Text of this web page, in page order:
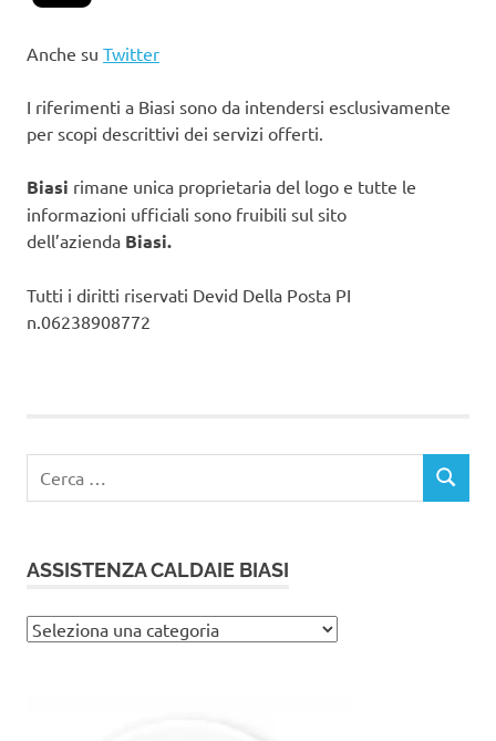
Anche su Twitter
I riferimenti a Biasi sono da intendersi esclusivamente
per scopi descrittivi dei servizi offerti.
Biasi rimane unica proprietaria del logo e tutte le
informazioni ufficiali sono fruibili sul sito
dell’azienda Biasi.
Tutti i diritti riservati Devid Della Posta PI
n.06238908772
per:
CERCA
ASSISTENZA CALDAIE BIASI
Assistenza